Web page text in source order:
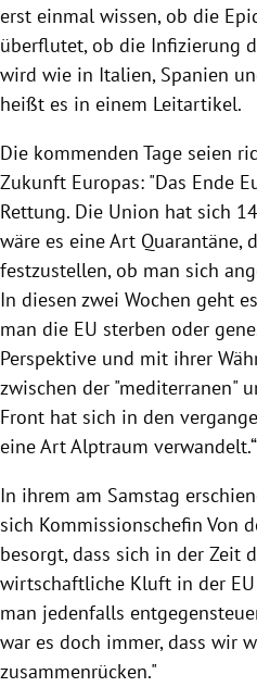
erst einmal wissen, ob die
überflutet, ob die Infizierung
wird wie in Italien, Spanien
heißt es in einem Leitartikel.
Die kommenden Tage seien
Zukunft Europas: "Das Ende
Rettung. Die Union hat sich
wäre es eine Art Quarantäne,
festzustellen, ob man sich
In diesen zwei Wochen geht
man die EU sterben oder
Perspektive und mit ihrer
zwischen der "mediterranen"
Front hat sich in den
eine Art Alptraum verwandelt.“
In ihrem am Samstag
sich Kommissionschefin Von
besorgt, dass sich in der Zeit
wirtschaftliche Kluft in der EU
man jedenfalls
war es doch immer, dass wir
zusammenrücken."